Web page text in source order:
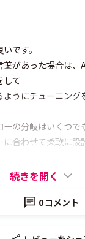
です。
葉があった場合は
して
うにチューニング
ーの分岐はいくつで
合わせて柔軟に設
続きを開く
0コメント